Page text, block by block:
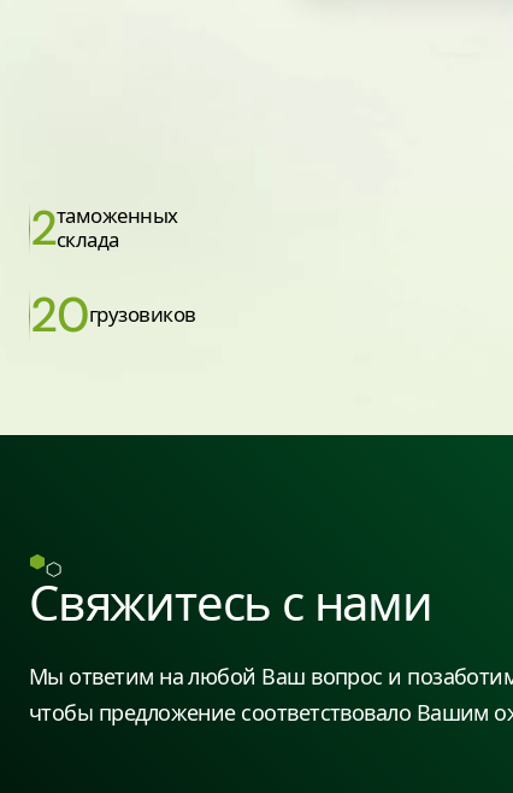
2таможенных
склада
20грузовиков
Свяжитесь с нами
Мы ответим на любой Ваш вопрос и
чтобы предложение соответствовало Вашим